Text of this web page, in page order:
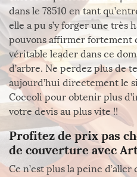
dans le 78510 en tant
elle a pu s’y forger une très
pouvons affirmer fortement
véritable leader dans ce
d’arbre. Ne perdez plus de
aujourd’hui directement le
Coccoli pour obtenir plus
votre devis au plus vite !!
Profitez de prix pas
de couverture avec
Ce n’est plus la peine